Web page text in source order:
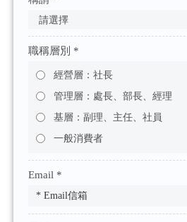
職稱層別 *
經營層：社長
管理層：處長、部長、經理
基層：副理、主任、社員
一般消費者
Email *